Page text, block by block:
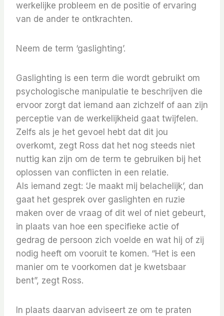
werkelijke probleem en de positie of ervaring
van de ander te ontkrachten.
Neem de term ‘gaslighting’.
Gaslighting is een term die wordt gebruikt om
psychologische manipulatie te beschrijven die
ervoor zorgt dat iemand aan zichzelf of aan zijn
perceptie van de werkelijkheid gaat twijfelen.
Zelfs als je het gevoel hebt dat dit jou
overkomt, zegt Ross dat het nog steeds niet
nuttig kan zijn om de term te gebruiken bij het
oplossen van conflicten in een relatie.
Als iemand zegt: ‘Je maakt mij belachelijk’, dan
gaat het gesprek over gaslighten en ruzie
maken over de vraag of dit wel of niet gebeurt,
in plaats van hoe een specifieke actie of
gedrag de persoon zich voelde en wat hij of zij
nodig heeft om vooruit te komen. “Het is een
manier om te voorkomen dat je kwetsbaar
bent”, zegt Ross.
In plaats daarvan adviseert ze om te praten